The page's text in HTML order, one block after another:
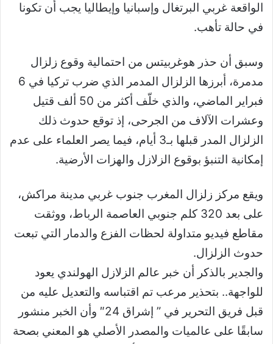
الواقعة غربي البرتغال وإسبانيا وإيطاليا يجب أن تكونا
في حالة تأهب.
وسبق أن حذر هوغربيتس من احتمالية وقوع زلزال
مدمرة، أبرزها الزلزال المدمر الذي ضرب تركيا في 6
فبراير الماضي، والذي خلّف أكثر من 50 ألف قتيل
وعشرات الآلاف من الجرحى، إذ توقع حدوث ذلك
الزلزال المدر قبلها بـ3 أيام، فيما يصر العلماء على عدم
إمكانية التنبؤ بوقوع الزلازل والهزات الأرضية.
ويقع مركز زلزال المغرب جنوب غربي مدينة مراكش،
على بعد 320 كلم جنوبي العاصمة الرباط، ووثقت
مقاطع فيديو متداولة لحظات الفزع والدمار التي تبعت
حدوث الزلزال.
والجدير بالذكر أن خبر عالم الزلازل الهولندي يعود
للواجهة.. بتحذير مرعب تم اقتباسه والتعديل عليه من
قبل فريق التحرير في ” إشراق 24″ وأن الخبر منشور
سابقًا على عالميات والمصدر الأصلي هو المعني بصحة